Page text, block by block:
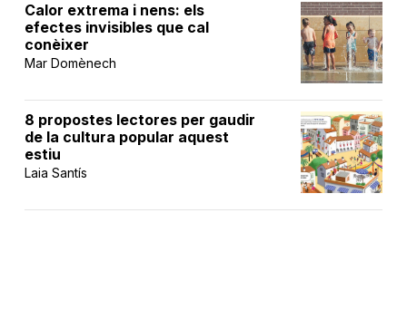
Calor extrema i nens: els
efectes invisibles que cal
conèixer
Mar Domènech
8 propostes lectores per gaudir
de la cultura popular aquest
estiu
Laia Santís